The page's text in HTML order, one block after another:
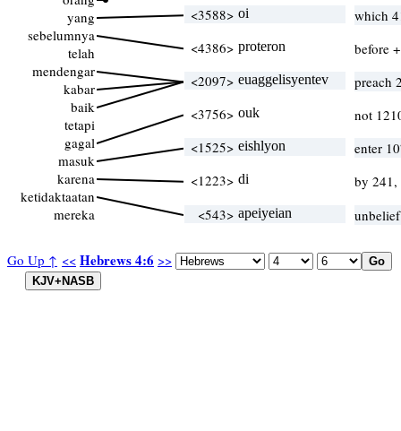
Go Up ↑ << Hebrews 4:6 >>
yang
sebelumnya
telah
mendengar
kabar
baik
tetapi
gagal
masuk
karena
ketidaktaatan
mereka
<3588> oi
which
<4386> proteron
before
<2097> euaggelisyentev
preach
<3756> ouk
not
<1525> eishlyon
enter
<1223> di
by
<543> apeiyeian